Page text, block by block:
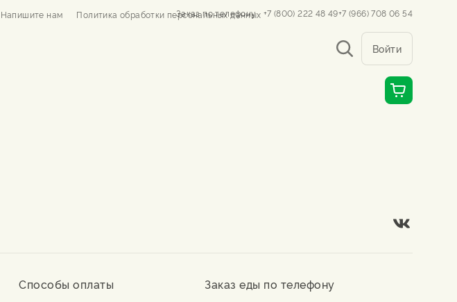
Напишите нам Политика обработки персональных данных
Заказ по телефону +7 (800) 222 48 49+7 (966) 708 06 54
Войти
Способы оплаты Заказ еды по телефону